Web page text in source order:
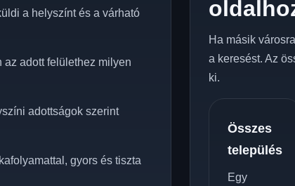
a helyszínt és a várható
az adott felülethez milyen
adottságok szerint
gyors és tiszta
Ha másik
a keresést. Az
ki.
Összes
település
Egy